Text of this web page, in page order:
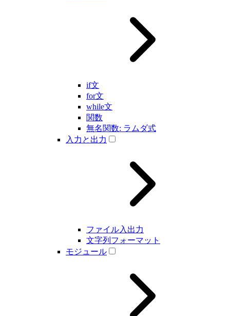
if文
for文
while文
関数
無名関数: ラムダ式
入力と出力
ファイル入出力
文字列フォーマット
モジュール